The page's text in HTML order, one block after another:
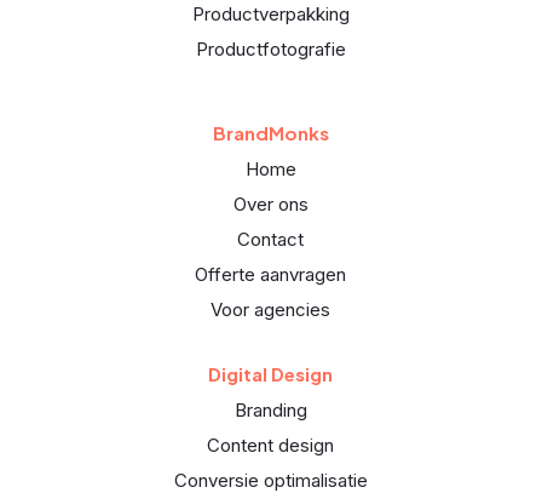
Productverpakking
Productfotografie
BrandMonks
Home
Over ons
Contact
Offerte aanvragen
Voor agencies
Digital Design
Branding
Content design
Conversie optimalisatie